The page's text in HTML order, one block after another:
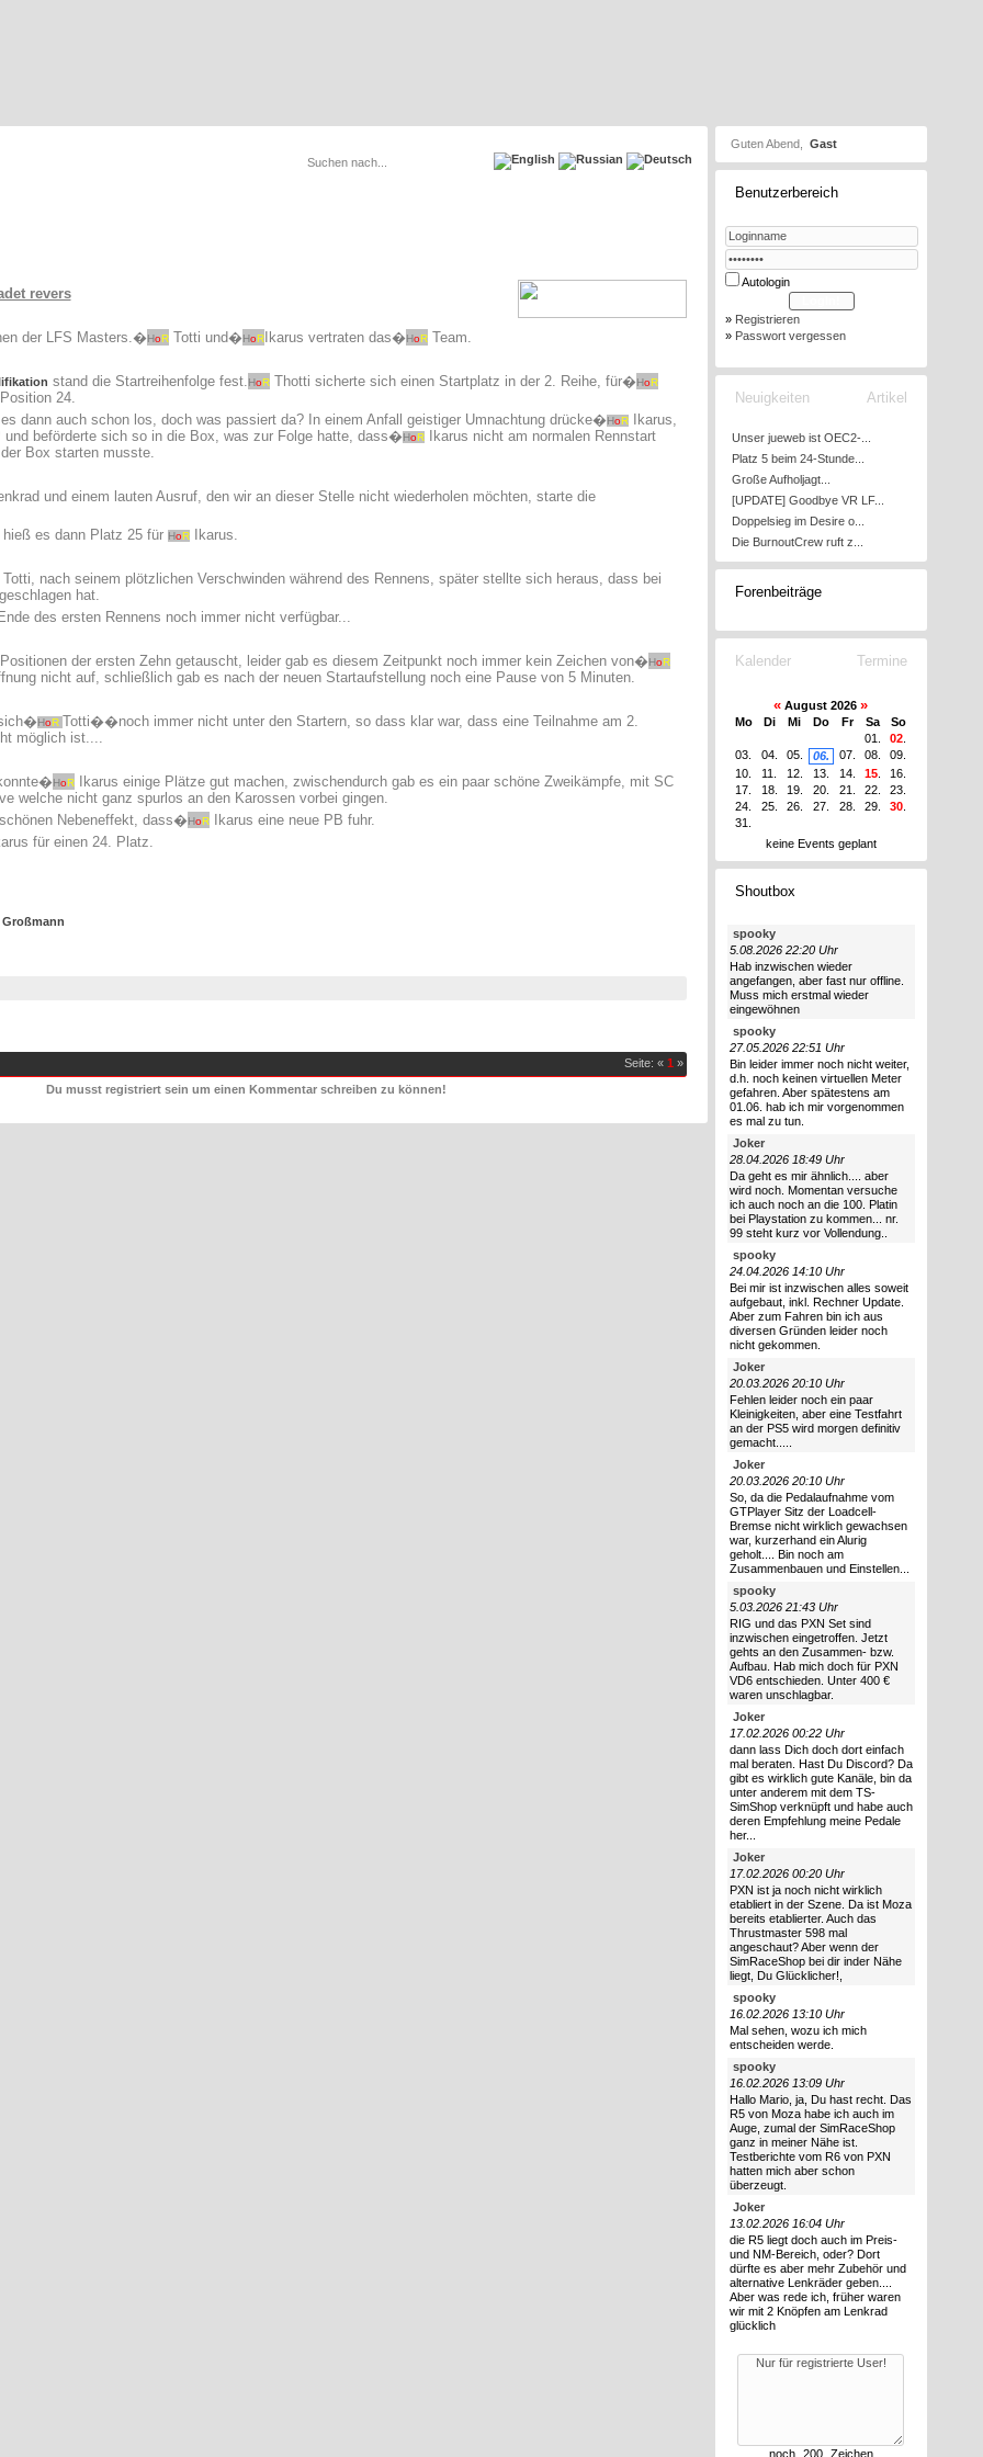
revers
der LFS Masters.�HoRTotti und�HoRIkarus vertraten das�HoRTeam.
stand die Startreihenfolge fest.HoRThotti sicherte sich einen Startplatz in der 2. Reihe, für�HoR
24.
dann auch schon los, doch was passiert da? In einem Anfall geistiger Umnachtung drücke�HoRIkarus,
und beförderte sich so in die Box, was zur Folge hatte, dass�HoRIkarus nicht am normalen Rennstart
Box starten musste.
und einem lauten Ausruf, den wir an dieser Stelle nicht wiederholen möchten, starte die
es dann Platz 25 für HoRIkarus.
Totti, nach seinem plötzlichen Verschwinden während des Rennens, später stellte sich heraus, dass bei
hat.
des ersten Rennens noch immer nicht verfügbar...
der ersten Zehn getauscht, leider gab es diesem Zeitpunkt noch immer kein Zeichen von�HoR
nicht auf, schließlich gab es nach der neuen Startaufstellung noch eine Pause von 5 Minuten.
HoR Totti��noch immer nicht unter den Startern, so dass klar war, dass eine Teilnahme am 2.
möglich ist....
HoRIkarus einige Plätze gut machen, zwischendurch gab es ein paar schöne Zweikämpfe, mit SC
welche nicht ganz spurlos an den Karossen vorbei gingen.
Nebeneffekt, dass�HoRIkarus eine neue PB fuhr.
für einen 24. Platz.
Seite: « 1 »
Du musst registriert sein um einen Kommentar schreiben zu können!
Guten Abend, Gast
Benutzerbereich
Autologin
» Registrieren
» Passwort vergessen
Neuigkeiten Artikel
Unser jueweb ist OEC2-...
Platz 5 beim 24-Stunde...
Große Aufholjagt...
[UPDATE] Goodbye VR LF...
Doppelsieg im Desire o...
Die BurnoutCrew ruft z...
Forenbeiträge
Kalender Termine
« August 2026 »
Mo Di Mi Do Fr Sa
So
01.
02
03.
04. 05. 06. 07. 08.
09.
10.
11. 12. 13. 14. 15.
16.
17.
18. 19. 20. 21. 22.
23.
24.
25. 26. 27. 28. 29. 30
31.
keine Events geplant
Shoutbox
spooky
5.08.2026 22:20 Uhr
Hab inzwischen wieder
angefangen, aber fast nur offline.
Muss mich erstmal wieder
eingewöhnen
spooky
27.05.2026 22:51 Uhr
Bin leider immer noch nicht weiter,
d.h. noch keinen virtuellen Meter
gefahren. Aber spätestens am
01.06. hab ich mir vorgenommen
es mal zu tun.
Joker
28.04.2026 18:49 Uhr
Da geht es mir ähnlich.... aber
wird noch. Momentan versuche
ich auch noch an die 100. Platin
bei Playstation zu kommen... nr.
99 steht kurz vor Vollendung..
spooky
24.04.2026 14:10 Uhr
Bei mir ist inzwischen alles soweit
aufgebaut, inkl. Rechner Update.
Aber zum Fahren bin ich aus
diversen Gründen leider noch
nicht gekommen.
Joker
20.03.2026 20:10 Uhr
Fehlen leider noch ein paar
Kleinigkeiten, aber eine Testfahrt
an der PS5 wird morgen definitiv
gemacht.....
Joker
20.03.2026 20:10 Uhr
So, da die Pedalaufnahme vom
GTPlayer Sitz der Loadcell-
Bremse nicht wirklich gewachsen
war, kurzerhand ein Alurig
geholt.... Bin noch am
Zusammenbauen und Einstellen...
spooky
5.03.2026 21:43 Uhr
RIG und das PXN Set sind
inzwischen eingetroffen. Jetzt
gehts an den Zusammen- bzw.
Aufbau. Hab mich doch für PXN
VD6 entschieden. Unter 400 €
waren unschlagbar.
Joker
17.02.2026 00:22 Uhr
dann lass Dich doch dort einfach
mal beraten. Hast Du Discord? Da
gibt es wirklich gute Kanäle, bin da
unter anderem mit dem TS-
SimShop verknüpft und habe auch
deren Empfehlung meine Pedale
her...
Joker
17.02.2026 00:20 Uhr
PXN ist ja noch nicht wirklich
etabliert in der Szene. Da ist Moza
bereits etablierter. Auch das
Thrustmaster 598 mal
angeschaut? Aber wenn der
SimRaceShop bei dir inder Nähe
liegt, Du Glücklicher!,
spooky
16.02.2026 13:10 Uhr
Mal sehen, wozu ich mich
entscheiden werde.
spooky
16.02.2026 13:09 Uhr
Hallo Mario, ja, Du hast recht. Das
R5 von Moza habe ich auch im
Auge, zumal der SimRaceShop
ganz in meiner Nähe ist.
Testberichte vom R6 von PXN
hatten mich aber schon
überzeugt.
Joker
13.02.2026 16:04 Uhr
die R5 liegt doch auch im Preis-
und NM-Bereich, oder? Dort
dürfte es aber mehr Zubehör und
alternative Lenkräder geben....
Aber was rede ich, früher waren
wir mit 2 Knöpfen am Lenkrad
glücklich
noch Zeichen